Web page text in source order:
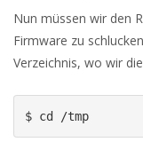
Nun müssen wir den
Firmware zu
Verzeichnis, wo wir
$ cd /tmp